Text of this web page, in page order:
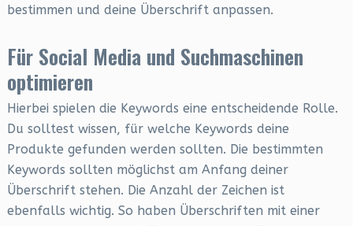
bestimmen und deine Überschrift anpassen.
Für Social Media und Suchmaschinen
optimieren
Hierbei spielen die Keywords eine entscheidende Rolle.
Du solltest wissen, für welche Keywords deine
Produkte gefunden werden sollten. Die bestimmten
Keywords sollten möglichst am Anfang deiner
Überschrift stehen. Die Anzahl der Zeichen ist
ebenfalls wichtig. So haben Überschriften mit einer